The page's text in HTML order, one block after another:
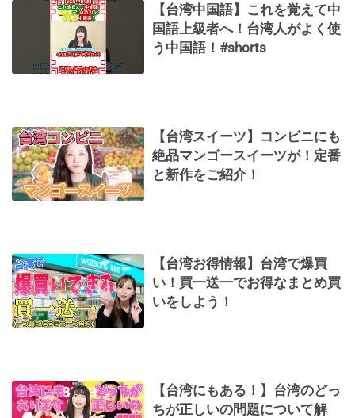
【台湾中国語】これを覚えて中
国語上級者へ！台湾人がよく使
う中国語！#shorts
【台湾スイーツ】コンビニにも
絶品マンゴースイーツが！定番
と新作をご紹介！
【台湾お得情報】台湾で爆買
い！買一送一でお得なまとめ買
いをしよう！
【台湾にもある！】台湾のどっ
ちが正しいの問題について解